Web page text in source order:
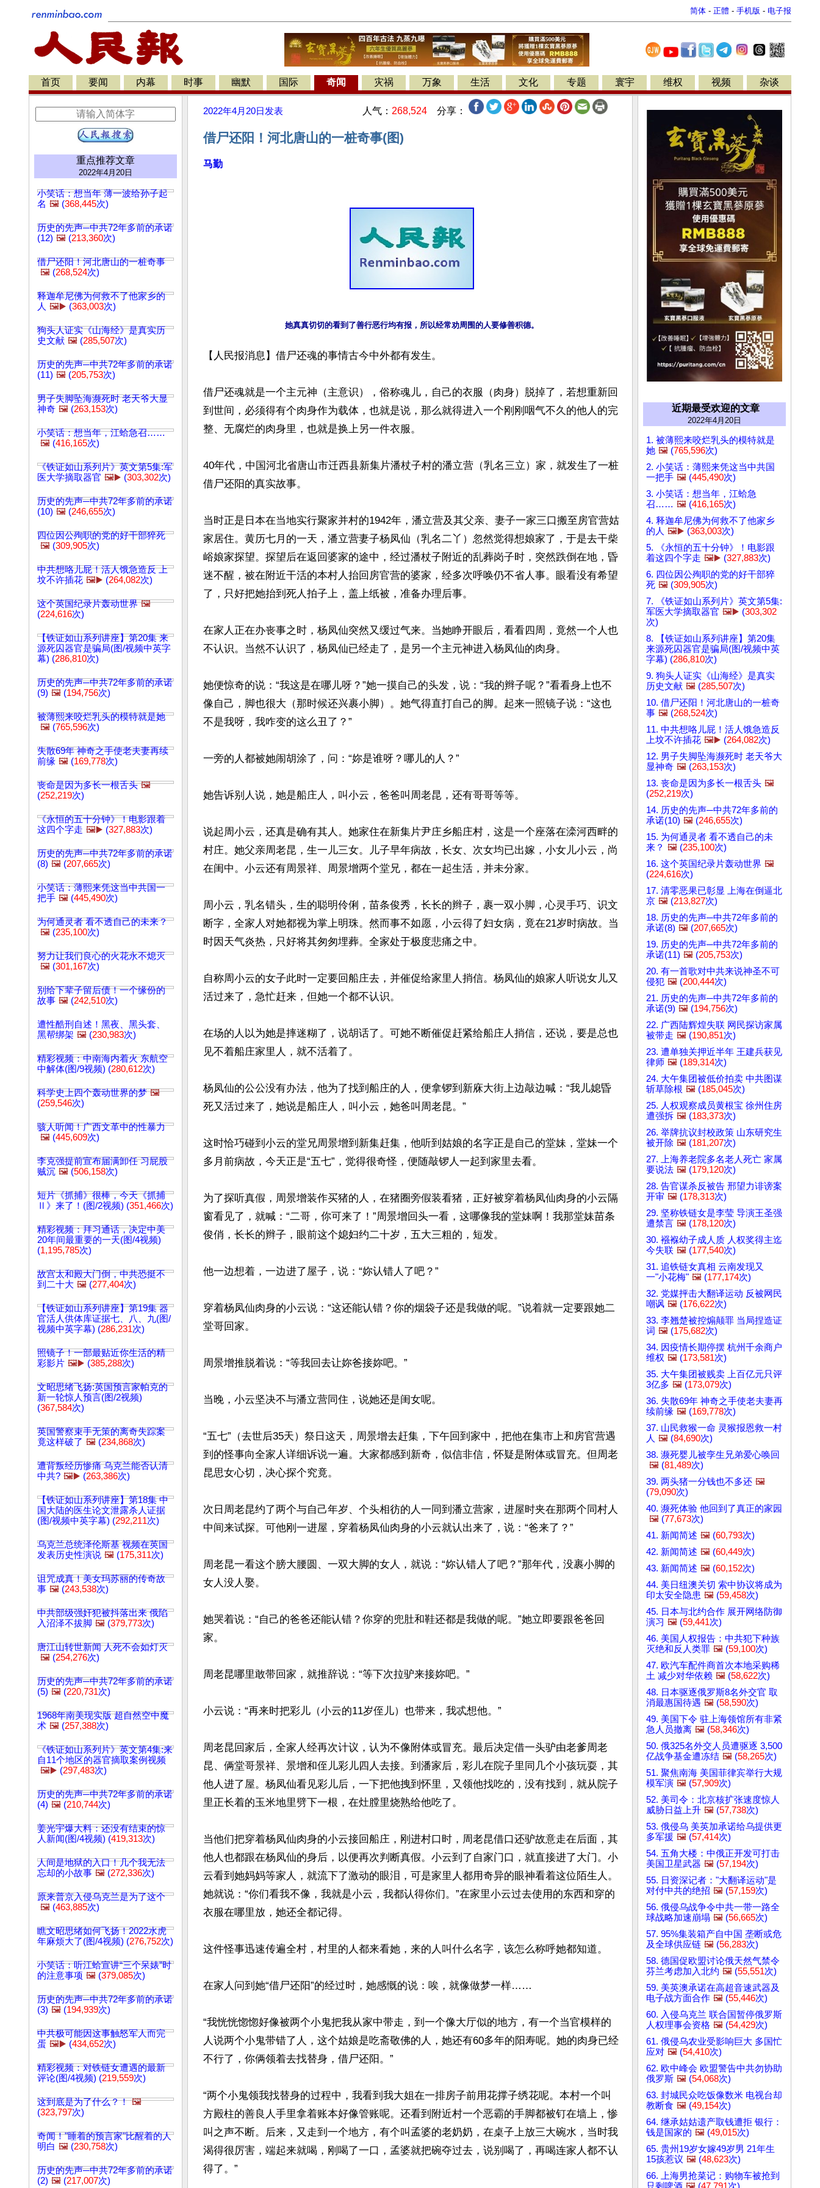
简体 - 正體 - 手机版 - 电子报
首页 要闻 内幕 时事 幽默 国际 奇闻 灾祸 万象 生活 文化 专题 寰宇 维权 视频 杂谈
重点推荐文章
2022年4月20日
小笑话：想当年 薄一波给孙子起
名 🖼️ (368,445次)
历史的先声─中共72年多前的承诺
(12) 🖼️ (213,360次)
借尸还阳！河北唐山的一桩奇事
🖼️ (268,524次)
释迦牟尼佛为何救不了他家乡的
人 🖼️▶️ (363,003次)
狗头人证实《山海经》是真实历
史文献 🖼️ (285,507次)
历史的先声─中共72年多前的承诺
(11) 🖼️ (205,753次)
男子失脚坠海濒死时 老天爷大显
神奇 🖼️ (263,153次)
小笑话：想当年，江蛤急召……
🖼️ (416,165次)
《铁证如山系列片》英文第5集:军
医大学摘取器官 🖼️▶️ (303,302次)
历史的先声─中共72年多前的承诺
(10) 🖼️ (246,655次)
四位因公殉职的党的好干部猝死
🖼️ (309,905次)
中共想咯儿屁！活人饿急造反 上
坟不许插花 🖼️▶️ (264,082次)
这个英国纪录片轰动世界 🖼️
(224,616次)
【铁证如山系列讲座】第20集 来
源死囚器官是骗局(图/视频中英字
幕) (286,810次)
历史的先声─中共72年多前的承诺
(9) 🖼️ (194,756次)
被薄熙来咬烂乳头的模特就是她
🖼️ (765,596次)
失散69年 神奇之手使老夫妻再续
前缘 🖼️ (169,778次)
丧命是因为多长一根舌头 🖼️
(252,219次)
《永恒的五十分钟》！电影跟着
这四个字走 🖼️▶️ (327,883次)
历史的先声─中共72年多前的承诺
(8) 🖼️ (207,665次)
小笑话：薄熙来凭这当中共国一
把手 🖼️ (445,490次)
为何通灵者 看不透自己的未来？
🖼️ (235,100次)
努力让我们良心的火花永不熄灭
🖼️ (301,167次)
别给下辈子留后债！一个缘份的
故事 🖼️ (242,510次)
遭性酷刑自述！黑夜、黑头套、
黑帮绑架 🖼️ (230,983次)
精彩视频：中南海内着火 东航空
中解体(图/9视频) (280,612次)
科学史上四个轰动世界的梦 🖼️
(259,546次)
骇人听闻！广西文革中的性暴力
🖼️ (445,609次)
李克强提前宣布届满卸任 习屁股
贼沉 🖼️ (506,158次)
短片《抓捕》很棒，今天《抓捕
Ⅱ》来了！(图/2视频) (351,466次)
精彩视频：拜习通话，决定中美
20年间最重要的一天(图/4视频)
(1,195,785次)
故宫太和殿大门倒，中共恐挺不
到二十大 🖼️ (277,404次)
【铁证如山系列讲座】第19集 器
官活人供体库证据七、八、九(图/
视频中英字幕) (286,231次)
照镜子！一部最贴近你生活的精
彩影片 🖼️▶️ (385,288次)
文昭思绪飞扬:英国预言家帕克的
新一轮惊人预言(图/2视频)
(367,584次)
英国警察束手无策的离奇失踪案
竟这样破了 🖼️ (234,868次)
遭背叛经历惨痛 乌克兰能否认清
中共? 🖼️▶️ (263,386次)
【铁证如山系列讲座】第18集 中
国大陆的医生论文泄露杀人证据
(图/视频中英字幕) (292,211次)
乌克兰总统泽伦斯基 视频在英国
发表历史性演说 🖼️ (175,311次)
诅咒成真！美女玛苏丽的传奇故
事 🖼️ (243,538次)
中共部级强奸犯被抖落出来 俄陷
入沼泽不拔脚 🖼️ (379,773次)
唐江山转世新闻 人死不会如灯灭
🖼️ (254,276次)
历史的先声─中共72年多前的承诺
(5) 🖼️ (220,731次)
1968年南美现实版 超自然空中魔
术 🖼️ (257,388次)
《铁证如山系列片》英文第4集:来
自11个地区的器官摘取案例视频
🖼️▶️ (297,483次)
历史的先声─中共72年多前的承诺
(4) 🖼️ (210,744次)
姜光宇爆大料：还没有结束的惊
人新闻(图/4视频) (419,313次)
人间是地狱的入口！几个我无法
忘却的小故事 🖼️ (272,336次)
原来普京入侵乌克兰是为了这个
🖼️ (463,885次)
瞧文昭思绪如何飞扬！2022水虎
年麻烦大了(图/4视频) (276,752次)
小笑话：听江蛤宣讲“三个呆婊”时
的注意事项 🖼️ (379,085次)
历史的先声─中共72年多前的承诺
(3) 🖼️ (194,939次)
中共极可能因这事触怒军人而完
蛋 🖼️▶️ (434,652次)
精彩视频：对铁链女遭遇的最新
评论(图/4视频) (219,559次)
这到底是为了什么？！ 🖼️
(323,797次)
奇闻！"睡着的预言家"比醒着的人
明白 🖼️ (230,758次)
历史的先声─中共72年多前的承诺
(2) 🖼️ (217,007次)
2022年4月20日 发表 人气： 268,524 分享：
借尸还阳！河北唐山的一桩奇事(图)
马勤
【人民报消息】借尸还魂的事情古今中外都有发生。
借尸还魂就是一个主元神（主意识），俗称魂儿，自己的衣服（肉身）脱掉了，若想重新回
到世间，必须得有个肉身作为载体，也就是说，那么就得进入一个刚刚咽气不久的他人的完
整、无腐烂的肉身里，也就是换上另一件衣服。
40年代，中国河北省唐山市迁西县新集片潘杖子村的潘立营（乳名三立）家，就发生了一桩
借尸还阳的真实故事。
当时正是日本在当地实行聚家并村的1942年，潘立营及其父亲、妻子一家三口搬至房官营姑
家居住。黄历七月的一天，潘立营妻子杨凤仙（乳名二丫）忽然觉得想娘家了，于是去干柴
峪娘家探望。探望后在返回婆家的途中，经过潘杖子附近的乱葬岗子时，突然跌倒在地，昏
迷不醒，被在附近干活的本村人抬回房官营的婆家，经多次呼唤仍不省人事。眼看没有希望
了，只好把她抬到死人拍子上，盖上纸被，准备办理后事。
在家人正在办丧事之时，杨凤仙突然又缓过气来。当她睁开眼后，看看四周，竟然一个人也
不认识。当然不认识了，杨凤仙已经走了，是另一个主元神进入杨凤仙的肉身。
她便惊奇的说：“我这是在哪儿呀？”她一摸自己的头发，说：“我的辫子呢？”看看身上也不
像自己，脚也很大（那时候还兴裹小脚）。她气得直打自己的脚。起来一照镜子说：“这也
不是我呀，我咋变的这么丑了？”
一旁的人都被她闹胡涂了，问：“妳是谁呀？哪儿的人？”
她告诉别人说，她是船庄人，叫小云，爸爸叫周老昆，还有哥哥等等。
说起周小云，还真是确有其人。她家住在新集片尹庄乡船庄村，这是一个座落在滦河西畔的
村庄。她父亲周老昆，生一儿三女。儿子早年病故，长女、次女均已出嫁，小女儿小云，尚
在闺中。小云还有周景祥、周景增两个堂兄，都在一起生活，并未分家。
周小云，乳名错头，生的聪明伶俐，苗条俊秀，长长的辫子，裹一双小脚，心灵手巧、识文
断字，全家人对她都视为掌上明珠。然而事不如愿，小云得了妇女病，竟在21岁时病故。当
时因天气炎热，只好将其匆匆埋葬。全家处于极度悲痛之中。
自称周小云的女子此时一定要回船庄去，并催促给家里人捎信。杨凤仙的娘家人听说女儿又
活过来了，急忙赶来，但她一个都不认识。
在场的人以为她是摔迷糊了，说胡话了。可她不断催促赶紧给船庄人捎信，还说，要是总也
见不着船庄家里人，就不活着了。
杨凤仙的公公没有办法，他为了找到船庄的人，便拿锣到新庥大街上边敲边喊：“我儿媳昏
死又活过来了，她说是船庄人，叫小云，她爸叫周老昆。”
这时恰巧碰到小云的堂兄周景增到新集赶集，他听到姑娘的名字正是自己的堂妹，堂妹一个
多月前病故，今天正是“五七”，觉得很奇怪，便随敲锣人一起到家里去看。
为了探听真假，周景增装作买猪的人，在猪圈旁假装看猪，正好被穿着杨凤仙肉身的小云隔
窗看见了，就喊：“二哥，你可来了！”周景增回头一看，这哪像我的堂妹啊！我那堂妹苗条
俊俏，长长的辫子，眼前这个媳妇约二十岁，五大三粗的，短发。
他一边想着，一边进了屋子，说：“妳认错人了吧？”
穿着杨凤仙肉身的小云说：“这还能认错？你的烟袋子还是我做的呢。”说着就一定要跟她二
堂哥回家。
周景增推脱着说：“等我回去让妳爸接妳吧。”
当晚，小云坚决不与潘立营同住，说她还是闺女呢。
“五七”（去世后35天）祭日这天，周景增去赶集，下午回到家中，把他在集市上和房官营遇
到的怪事向全家人详细诉说一遍。大家都感到新奇，似信非信，怀疑是附体或冒充。但周老
昆思女心切，决心探个究竟。
次日周老昆约了两个与自己年岁、个头相彷的人一同到潘立营家，进屋时夹在那两个同村人
中间来试探。可他刚一进屋，穿着杨凤仙肉身的小云就认出来了，说：“爸来了？”
周老昆一看这个膀大腰圆、一双大脚的女人，就说：“妳认错人了吧？”那年代，没裹小脚的
女人没人娶。
她哭着说：“自己的爸爸还能认错？你穿的兜肚和鞋还都是我做的呢。”她立即要跟爸爸回
家。
周老昆哪里敢带回家，就推辞说：“等下次拉驴来接妳吧。”
小云说：“再来时把彩儿（小云的11岁侄儿）也带来，我忒想他。”
周老昆回家后，全家人经再次计议，认为不像附体或冒充。最后决定借一头驴由老爹周老
昆、俩堂哥景祥、景增和侄儿彩儿四人去接。到潘家后，彩儿在院子里同几个小孩玩耍，其
他人进了屋。杨凤仙看见彩儿后，一下把他拽到怀里，又领他找吃的，没有找到，就从院子
里正长着的玉米地里劈下一根，在灶膛里烧熟给他吃了。
当他们把穿着杨凤仙肉身的小云接回船庄，刚进村口时，周老昆借口还驴故意走在后面，其
他人也都跟在杨凤仙的身后，以便再次判断真假。小云到了自家门口，就直接进了大门。小
云看到她妈妈等家人，就流下了激动的眼泪，可是家里人都用奇异的眼神看着这位陌生人。
她就说：“你们看我不像，我就是小云，我都认得你们。”在家里小云过去使用的东西和穿的
衣服在哪里放，她还全都记得。
这件怪事迅速传遍全村，村里的人都来看她，来的人叫什么名字，该怎么称呼她都知道。
在家人问到她“借尸还阳”的经过时，她感慨的说：唉，就像做梦一样……
“我恍恍惚惚好像被两个小鬼把我从家中带走，到一个像大厅似的地方，有一个当官模样的
人说两个小鬼带错了人，这个姑娘是吃斋敬佛的人，她还有60多年的阳寿呢。她的肉身已经
不行了，你俩领着去找替身，借尸还阳。”
“两个小鬼领我找替身的过程中，我看到我大姐在一排房子前用花撑子绣花呢。本村一个叫
方殿柱的善良人手里拿着账本好像管账呢。还看到附近村一个恶霸的手脚都被钉在墙上，惨
叫之声不断。后来，又走到一个地方，有个叫孟婆的老奶奶，在桌子上放三大碗水，当时我
渴得很厉害，端起来就喝，刚喝了一口，孟婆就把碗夺过去，说别喝了，再喝连家人都不认
得了。”
近期最受欢迎的文章
2022年4月20日
1. 被薄熙来咬烂乳头的模特就是
她 🖼️ (765,596次)
2. 小笑话：薄熙来凭这当中共国
一把手 🖼️ (445,490次)
3. 小笑话：想当年，江蛤急
召…… 🖼️ (416,165次)
4. 释迦牟尼佛为何救不了他家乡
的人 🖼️▶️ (363,003次)
5. 《永恒的五十分钟》！电影跟
着这四个字走 🖼️▶️ (327,883次)
6. 四位因公殉职的党的好干部猝
死 🖼️ (309,905次)
7. 《铁证如山系列片》英文第5集:
军医大学摘取器官 🖼️▶️ (303,302
次)
8. 【铁证如山系列讲座】第20集
来源死囚器官是骗局(图/视频中英
字幕) (286,810次)
9. 狗头人证实《山海经》是真实
历史文献 🖼️ (285,507次)
10. 借尸还阳！河北唐山的一桩奇
事 🖼️ (268,524次)
11. 中共想咯儿屁！活人饿急造反
上坟不许插花 🖼️▶️ (264,082次)
12. 男子失脚坠海濒死时 老天爷大
显神奇 🖼️ (263,153次)
13. 丧命是因为多长一根舌头 🖼️
(252,219次)
14. 历史的先声─中共72年多前的
承诺(10) 🖼️ (246,655次)
15. 为何通灵者 看不透自己的未
来？ 🖼️ (235,100次)
16. 这个英国纪录片轰动世界 🖼️
(224,616次)
17. 清零恶果已彰显 上海在倒逼北
京 🖼️ (213,827次)
18. 历史的先声─中共72年多前的
承诺(8) 🖼️ (207,665次)
19. 历史的先声─中共72年多前的
承诺(11) 🖼️ (205,753次)
20. 有一首歌对中共来说神圣不可
侵犯 🖼️ (200,444次)
21. 历史的先声─中共72年多前的
承诺(9) 🖼️ (194,756次)
22. 广西陆辉煌失联 网民探访家属
被带走 🖼️ (190,851次)
23. 遭单独关押近半年 王建兵获见
律师 🖼️ (189,314次)
24. 大午集团被低价拍卖 中共图谋
斩草除根 🖼️ (185,045次)
25. 人权观察成员黄根宝 徐州住房
遭强拆 🖼️ (183,373次)
26. 举牌抗议封校政策 山东研究生
被开除 🖼️ (181,207次)
27. 上海养老院多名老人死亡 家属
要说法 🖼️ (179,120次)
28. 告官谋杀反被告 邢望力诽谤案
开审 🖼️ (178,313次)
29. 坚称铁链女是李莹 导演王圣强
遭禁言 🖼️ (178,120次)
30. 襁褓幼子成人质 人权奖得主迄
今失联 🖼️ (177,540次)
31. 追铁链女真相 云南发现又
一"小花梅" 🖼️ (177,174次)
32. 党媒抨击大翻译运动 反被网民
嘲讽 🖼️ (176,622次)
33. 李翘楚被控煽颠罪 当局捏造证
词 🖼️ (175,682次)
34. 因疫情长期停摆 杭州千余商户
维权 🖼️ (173,581次)
35. 大午集团被贱卖 上百亿元只评
3亿多 🖼️ (173,079次)
36. 失散69年 神奇之手使老夫妻再
续前缘 🖼️ (169,778次)
37. 山民救猴一命 灵猴报恩救一村
人 🖼️ (84,690次)
38. 濒死婴儿被孪生兄弟爱心唤回
🖼️ (81,489次)
39. 两头猪一分钱也不多还 🖼️
(79,090次)
40. 濒死体验 他回到了真正的家园
🖼️ (77,673次)
41. 新闻简述 🖼️ (60,793次)
42. 新闻简述 🖼️ (60,449次)
43. 新闻简述 🖼️ (60,152次)
44. 美日纽澳关切 索中协议将成为
印太安全隐患 🖼️ (59,458次)
45. 日本与北约合作 展开网络防御
演习 🖼️ (59,441次)
46. 美国人权报告：中共犯下种族
灭绝和反人类罪 🖼️ (59,100次)
47. 欧汽车配件商首次本地采购稀
土 减少对华依赖 🖼️ (58,622次)
48. 日本驱逐俄罗斯8名外交官 取
消最惠国待遇 🖼️ (58,590次)
49. 美国下令 驻上海领馆所有非紧
急人员撤离 🖼️ (58,346次)
50. 俄325名外交人员遭驱逐 3,500
亿战争基金遭冻结 🖼️ (58,265次)
51. 聚焦南海 美国菲律宾举行大规
模军演 🖼️ (57,909次)
52. 美司令：北京核扩张速度惊人
威胁日益上升 🖼️ (57,738次)
53. 俄侵乌 美英加承诺给乌提供更
多军援 🖼️ (57,414次)
54. 五角大楼：中俄正开发可打击
美国卫星武器 🖼️ (57,194次)
55. 日资深记者："大翻译运动"是
对付中共的绝招 🖼️ (57,159次)
56. 俄侵乌战争令中共一带一路全
球战略加速崩塌 🖼️ (56,665次)
57. 95%集装箱产自中国 垄断或危
及全球供应链 🖼️ (56,283次)
58. 德国促欧盟讨论俄天然气禁令
芬兰考虑加入北约 🖼️ (55,551次)
59. 美英澳承诺在高超音速武器及
电子战方面合作 🖼️ (55,446次)
60. 入侵乌克兰 联合国暂停俄罗斯
人权理事会资格 🖼️ (54,429次)
61. 俄侵乌农业受影响巨大 多国忙
应对 🖼️ (54,410次)
62. 欧中峰会 欧盟警告中共勿协助
俄罗斯 🖼️ (54,068次)
63. 封城民众吃饭像数米 电视台却
教断食 🖼️ (49,154次)
64. 继承姑姑遗产取钱遭拒 银行：
钱是国家的 🖼️ (49,015次)
65. 贵州19岁女嫁49岁男 21年生
15孩惹议 🖼️ (48,623次)
66. 上海男抢菜记：购物车被抢到
只剩啤酒 🖼️ (47,791次)